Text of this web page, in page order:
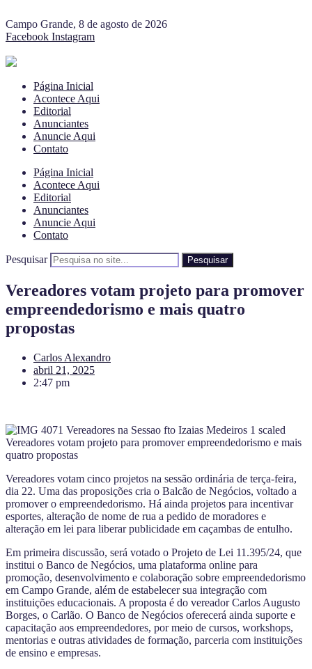
Campo Grande, 8 de agosto de 2026
Facebook Instagram
Página Inicial
Acontece Aqui
Editorial
Anunciantes
Anuncie Aqui
Contato
Página Inicial
Acontece Aqui
Editorial
Anunciantes
Anuncie Aqui
Contato
Pesquisar Pesquisar
Vereadores votam projeto para promover
empreendedorismo e mais quatro
propostas
Carlos Alexandro
abril 21, 2025
2:47 pm
Vereadores votam cinco projetos na sessão ordinária de terça-feira,
dia 22. Uma das proposições cria o Balcão de Negócios, voltado a
promover o empreendedorismo. Há ainda projetos para incentivar
esportes, alteração de nome de rua a pedido de moradores e
alteração em lei para liberar publicidade em caçambas de entulho.
Em primeira discussão, será votado o Projeto de Lei 11.395/24, que
institui o Banco de Negócios, uma plataforma online para
promoção, desenvolvimento e colaboração sobre empreendedorismo
em Campo Grande, além de estabelecer sua integração com
instituições educacionais. A proposta é do vereador Carlos Augusto
Borges, o Carlão. O Banco de Negócios oferecerá ainda suporte e
capacitação aos empreendedores, por meio de cursos, workshops,
mentorias e outras atividades de formação, parceria com instituições
de ensino e empresas.